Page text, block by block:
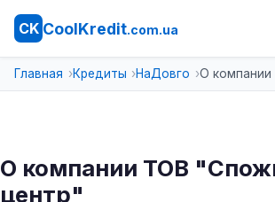
CK CoolKredit.com.ua
Главная Кредиты НаДовго О компании
О компании ТОВ
центр"